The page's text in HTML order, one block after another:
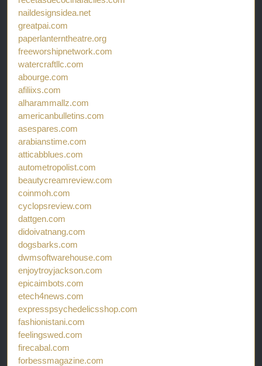
naildesignsidea.net
greatpai.com
paperlanterntheatre.org
freeworshipnetwork.com
watercraftllc.com
abourge.com
afiliixs.com
alharammallz.com
americanbulletins.com
asespares.com
arabianstime.com
atticabblues.com
autometropolist.com
beautycreamreview.com
coinmoh.com
cyclopsreview.com
dattgen.com
didoivatnang.com
dogsbarks.com
dwmsoftwarehouse.com
enjoytroyjackson.com
epicaimbots.com
etech4news.com
expresspsychedelicsshop.com
fashionistani.com
feelingswed.com
firecabal.com
forbessmagazine.com